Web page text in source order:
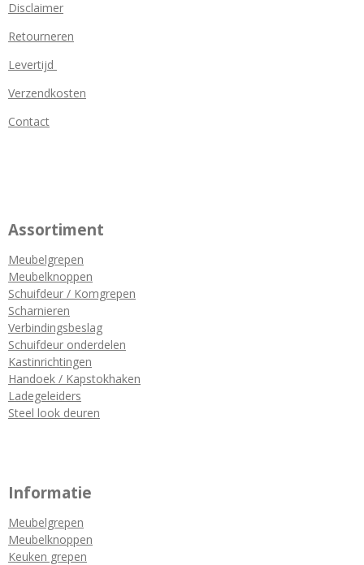
Disclaimer
Retourneren
Levertijd
Verzendkosten
Contact
Assortiment
Meubelgrepen
Meubelknoppen
Schuifdeur / Komgrepen
Scharnieren
Verbindingsbeslag
Schuifdeur onderdelen
Kastinrichtingen
Handoek / Kapstokhaken
Ladegeleiders
Steel look deuren
Informatie
Meubelgrepen
Meubelknoppen
Keuken grepen